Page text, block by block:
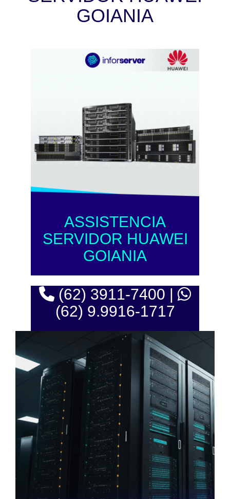
GOIANIA
ASSISTENCIA
SERVIDOR HUAWEI
GOIANIA
(62) 3911-7400 |
(62) 9.9916-1717